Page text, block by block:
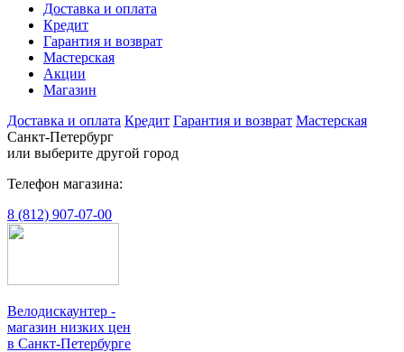
Доставка и оплата
Кредит
Гарантия и возврат
Мастерская
Акции
Магазин
Доставка и оплата Кредит Гарантия и возврат Мастерская
Санкт-Петербург
или выберите другой город
Телефон магазина:
8 (812) 907-07-00
Велодискаунтер -
магазин низких цен
в Санкт-Петербурге